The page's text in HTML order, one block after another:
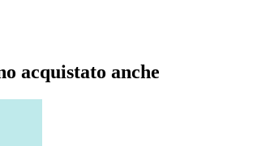
acquistato anche